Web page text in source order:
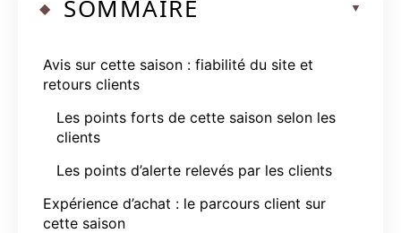
SOMMAIRE
Avis sur cette saison : fiabilité du site et
retours clients
Les points forts de cette saison selon les
clients
Les points d’alerte relevés par les clients
Expérience d’achat : le parcours client sur
cette saison